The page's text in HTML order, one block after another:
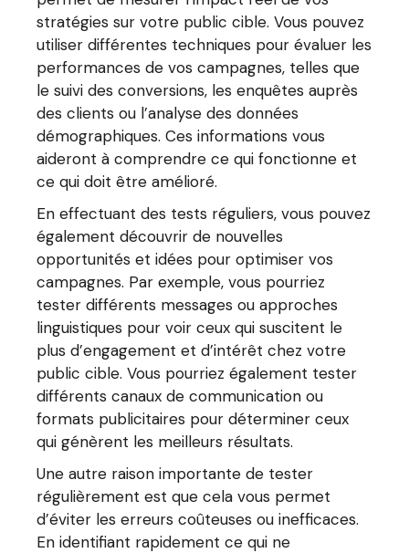
stratégies sur votre public cible. Vous pouvez
utiliser différentes techniques pour évaluer les
performances de vos campagnes, telles que
le suivi des conversions, les enquêtes auprès
des clients ou l’analyse des données
démographiques. Ces informations vous
aideront à comprendre ce qui fonctionne et
ce qui doit être amélioré.
En effectuant des tests réguliers, vous pouvez
également découvrir de nouvelles
opportunités et idées pour optimiser vos
campagnes. Par exemple, vous pourriez
tester différents messages ou approches
linguistiques pour voir ceux qui suscitent le
plus d’engagement et d’intérêt chez votre
public cible. Vous pourriez également tester
différents canaux de communication ou
formats publicitaires pour déterminer ceux
qui génèrent les meilleurs résultats.
Une autre raison importante de tester
régulièrement est que cela vous permet
d’éviter les erreurs coûteuses ou inefficaces.
En identifiant rapidement ce qui ne